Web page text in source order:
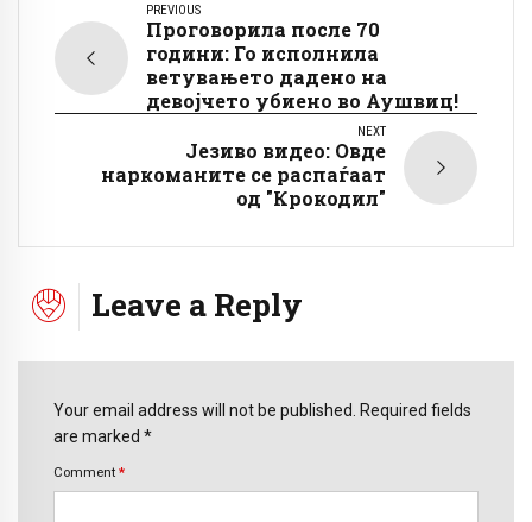
PREVIOUS
Проговорила после 70
години: Го исполнила
ветувањето дадено на
девојчето убиено во Аушвиц!
NEXT
Језиво видео: Овде
наркоманите се распаѓаат
од "Крокодил"
Leave a Reply
Your email address will not be published. Required fields
are marked *
Comment *